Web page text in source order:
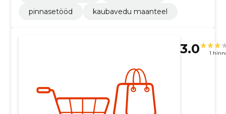
pinnasetööd
kaubavedu maanteel
3.0 1